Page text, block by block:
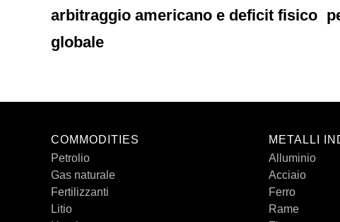
arbitraggio americano e deficit fisico
globale
COMMODITIES
Petrolio
Gas naturale
Fertilizzanti
Litio
METALLI
Alluminio
Acciaio
Ferro
Rame